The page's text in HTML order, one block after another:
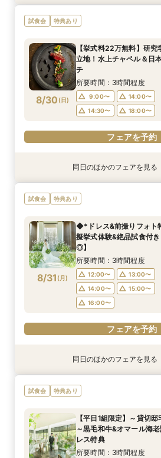
8/29(土)
【和婚をお考えの方へ】
式会場見学&「和」の演
写真などおふたりの希望
ンナーがご提案♪
所要時間：3時間程度
14:30〜
フェアを予約
8/29(土)
【タイパ重視！60分で
会
9:00〜
14:00〜
フェアを予約
8/29(土)
【6名～30名の少人数婚
ン誕生！無料試食付
9:00〜
14:00〜
フェアを予約
8/29(土)
【2件目以降に】ふたり
相談会
9:00〜
14:00〜
フェアを予約
8/29(土)
【1件目がお得】1stステ
*ギフト券プレゼント
9:00〜
14:00〜
フェアを予約
8/29(土)
＼茨城人気3会場一気に
贅沢フィレ試食◎
9:00〜
14:00〜
フェアを予約
試食会 特典あり
8/30 (日)
【挙式料22万無料】研
立地！水上チャペル＆日
チ
所要時間：3時間程度
9:00〜
14:00〜
14:30〜
18:00〜
フェアを予約
特典あり
8/30(日)
【和婚をお考えの方へ】
式会場見学&「和」の演
写真などおふたりの希望
ンナーがご提案♪
所要時間：3時間程度
14:30〜
フェアを予約
8/30(日)
【タイパ重視！60分で
会
9:00〜
14:00〜
フェアを予約
特典あり
8/30(日)
【6名～30名の少人数婚
ン誕生！無料試食付
9:00〜
14:00〜
フェアを予約
特典あり
8/30(日)
【1件目がお得】1stステ
*ギフト券プレゼント
9:00〜
14:00〜
フェアを予約
特典あり
8/30(日)
＼茨城人気3会場一気に
贅沢フィレ試食◎
9:00〜
14:00〜
フェアを予約
8/30(日)
【2件目以降に】ふたり
較相談会*
9:00〜
14:00〜
フェアを予約
同日のほかのフェアを見る
試食会 特典あり
8/31 (月)
◆*ドレス&前撮りフォト
擬挙式体験&絶品試食付
◎】
所要時間：3時間程度
12:00〜
13:00〜
14:00〜
15:00〜
16:00〜
フェアを予約
8/31(月)
【タイパ重視！60分で
場案内＆相談会
12:00〜
13:00〜
16:00〜
特典あり
8/31(月)
【6名～30名の少人数婚
ン誕生！無料試食付
12:00〜
13:00〜
14:00〜
16:00〜
特典あり
8/31(月)
1件目がお得★1stステッ
談*商品券1万円
12:00〜
13:00〜
14:00〜
16:00〜
8/31(月)
【2件目以上の方】最短
もり》徹底比較相談会
12:00〜
13:00〜
14:00〜
16:00〜
特典あり
8/31(月)
【和婚をお考えの方へ】
演出体験♪常陸牛と旬のお
希望をじっくり伺い専属
所要時間：3時間程度
12:00〜
14:00〜
15:00〜
同日のほかのフェアを見る
試食会 特典あり
【平日1組限定】～貸切
～黒毛和牛&オマール海
レス特典
所要時間：3時間程度